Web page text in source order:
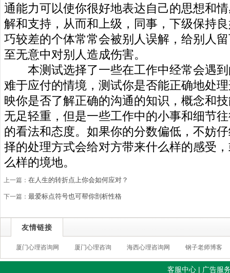
通能力可以使你很好地表达自己的思想和
解和支持，从而和上级，同事，下级保持
巧较差的个体常常会被别人误解，给别人
至无意中对别人造成伤害。
本测试选择了一些在工作中经常会遇到
难于应付的情境，测试你是否能正确地处
映你是否了解正确的沟通的知识，概念和
无足轻重，但是一些工作中的小事和细节
的看法和态度。如果你的分数偏低，不妨
择的处理方式会给对方带来什么样的感受
么样的境地。
上一篇： 在人生的转折点上你会如何应对？
下一篇： 最爱标点符号也可帮你剖析性格
友情链接
厦门心理咨询网 厦门心理咨询 海西心理咨询网 钢子老师博客
客服中心 | 广告服